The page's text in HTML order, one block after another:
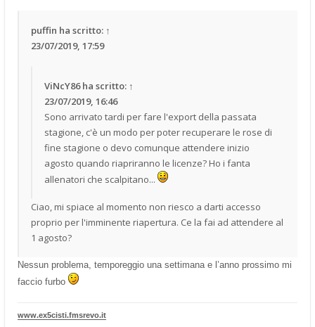
puffin ha scritto: ↑
23/07/2019, 17:59
ViNcY86ha scritto: ↑
23/07/2019, 16:46
Sono arrivato tardi per fare l'export della passata
stagione, c'è un modo per poter recuperare le rose di
fine stagione o devo comunque attendere inizio
agosto quando riapriranno le licenze? Ho i fanta
allenatori che scalpitano...
Ciao, mi spiace al momento non riesco a darti accesso
proprio per l'imminente riapertura. Ce la fai ad attendere al
1 agosto?
Nessun problema, temporeggio una settimana e l’anno prossimo mi
faccio furbo
www.ex5cisti.fmsrevo.it